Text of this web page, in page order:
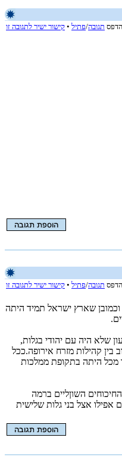
הדפס תגובה/פתיל • קישור ישיר לתגובה זו
הדפס תגובה/פתיל • קישור ישיר לתגובה זו
לשבת בארץ, גם אם מעטים ביותר. וכמובן שארץ ישראל תמיד היתה
שלא היה עם יהודי בגלות,
קהילות מזרח אירופה.ככל
מכל היתה בתקופת ממלכות
השוןליים ברמה
אצל בני גלות שלישית